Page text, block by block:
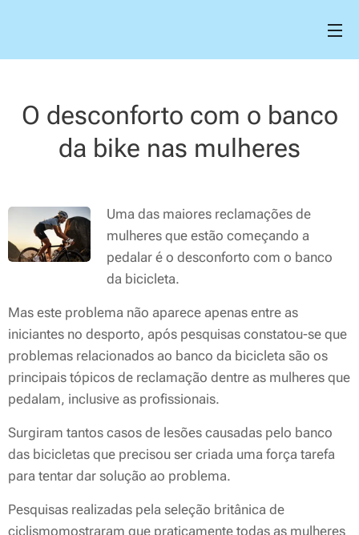
O desconforto com o banco
da bike nas mulheres
Uma das maiores reclamações de
mulheres que estão começando a
pedalar é o desconforto com o banco
da bicicleta.
Mas este problema não aparece apenas entre as
iniciantes no desporto, após pesquisas constatou-se que
problemas relacionados ao banco da bicicleta são os
principais tópicos de reclamação dentre as mulheres que
pedalam, inclusive as profissionais.
Surgiram tantos casos de lesões causadas pelo banco
das bicicletas que precisou ser criada uma força tarefa
para tentar dar solução ao problema.
Pesquisas realizadas pela seleção britânica de
ciclismomostraram que praticamente todas as mulheres